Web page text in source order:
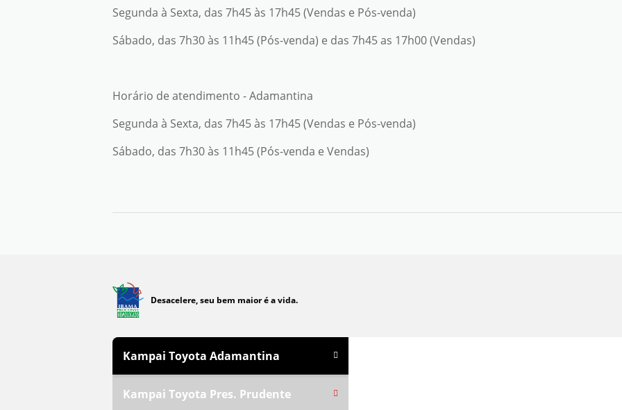
Segunda à Sexta, das 7h45 às 17h45 (Vendas e Pós-venda)
Sábado, das 7h30 às 11h45 (Pós-venda) e das 7h45 as 17h00 (Vendas)
Horário de atendimento - Adamantina
Segunda à Sexta, das 7h45 às 17h45 (Vendas e Pós-venda)
Sábado, das 7h30 às 11h45 (Pós-venda e Vendas)
Desacelere, seu bem maior é a vida.
Kampai Toyota Adamantina
Kampai Toyota Pres. Prudente